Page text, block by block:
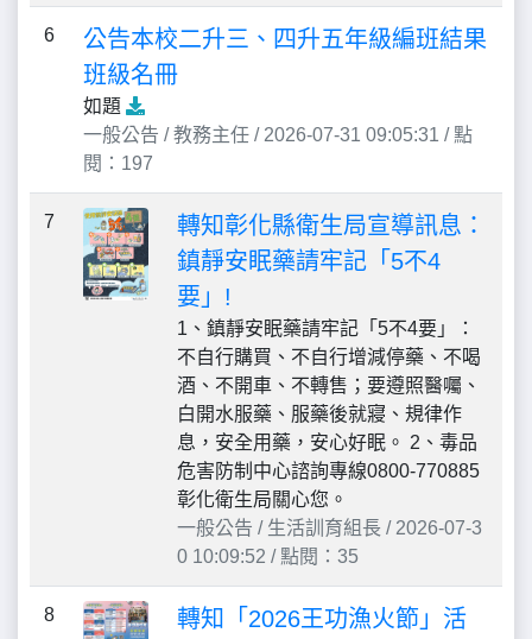
6
公告本校二升三、四升五年級編班結果
班級名冊
如題
一般公告 / 教務主任 / 2026-07-31 09:05:31 / 點
閱：197
7
轉知彰化縣衛生局宣導訊息：
鎮靜安眠藥請牢記「5不4
要」!
1、鎮靜安眠藥請牢記「5不4要」：
不自行購買、不自行增減停藥、不喝
酒、不開車、不轉售；要遵照醫囑、
白開水服藥、服藥後就寢、規律作
息，安全用藥，安心好眠。 2、毒品
危害防制中心諮詢專線0800-770885
彰化衛生局關心您。
一般公告 / 生活訓育組長 / 2026-07-3
0 10:09:52 / 點閱：35
8 轉知「2026王功漁火節」活